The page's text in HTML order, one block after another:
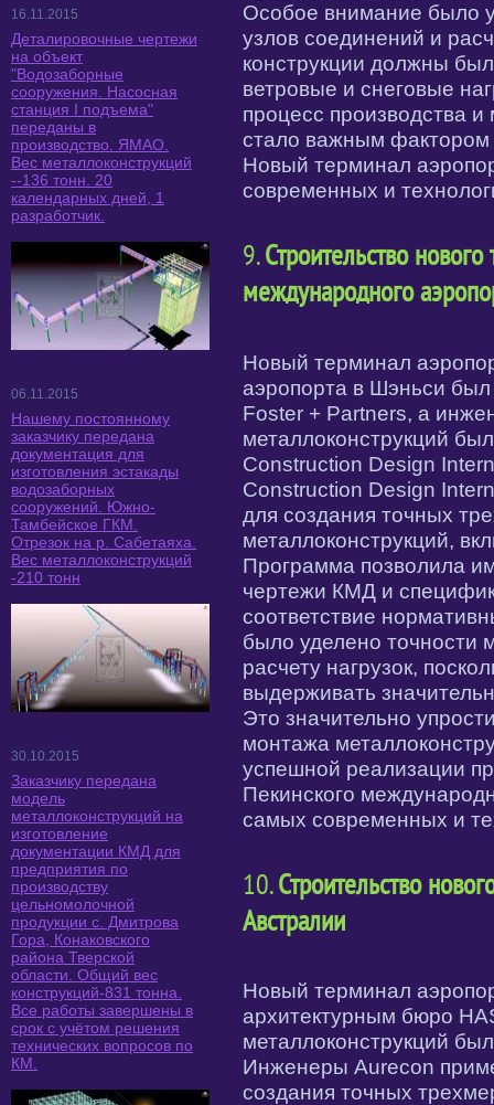
Особое внимание было
узлов соединений и
конструкции должны
ветровые и снеговые
процесс производства
стало важным фактором
Новый терминал
современных и
9.Строительство
международного
Новый терминал
аэропорта в Шэньси
Foster + Partners, а
металлоконструкций
Construction Design
Construction Design
для создания точных
металлоконструкций,
Программа позволила
чертежи КМД и
соответствие
было уделено точности
расчету нагрузок,
выдерживать
Это значительно
монтажа
успешной реализации
Пекинского
самых современных и
10.Строительство
Австралии
Новый терминал
архитектурным бюро
металлоконструкций
Инженеры Aurecon
создания точных
16.11.2015
Деталировочные чертежи
на объект
"Водозаборные
сооружения. Насосная
станция I подъема"
переданы в
производство. ЯМАО.
Вес металлоконструкций
--136 тонн. 20
календарных дней, 1
разработчик.
06.11.2015
Нашему постоянному
заказчику передана
документация для
изготовления эстакады
водозаборных
сооружений. Южно-
Тамбейское ГКМ.
Отрезок на р. Сабетаяха.
Вес металлоконструкций
-210 тонн
30.10.2015
Заказчику передана
модель
металлоконструкций на
изготовление
документации КМД для
предприятия по
производству
цельномолочной
продукции с. Дмитрова
Гора, Конаковского
района Тверской
области. Общий вес
конструкций-831 тонна.
Все работы завершены в
срок с учётом решения
технических вопросов по
КМ.